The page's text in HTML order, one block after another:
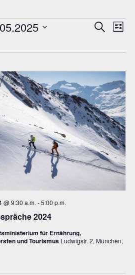
Suche
und
Suche
Liste
2024
@ 9:30 a.m. -5:00 p.m.
für Ernährung,
und Tourismus Ludwigstr. 2, München,